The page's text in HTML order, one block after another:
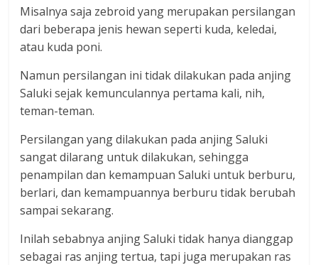
Misalnya saja zebroid yang merupakan persilangan
dari beberapa jenis hewan seperti kuda, keledai,
atau kuda poni.
Namun persilangan ini tidak dilakukan pada anjing
Saluki sejak kemunculannya pertama kali, nih,
teman-teman.
Persilangan yang dilakukan pada anjing Saluki
sangat dilarang untuk dilakukan, sehingga
penampilan dan kemampuan Saluki untuk berburu,
berlari, dan kemampuannya berburu tidak berubah
sampai sekarang.
Inilah sebabnya anjing Saluki tidak hanya dianggap
sebagai ras anjing tertua, tapi juga merupakan ras